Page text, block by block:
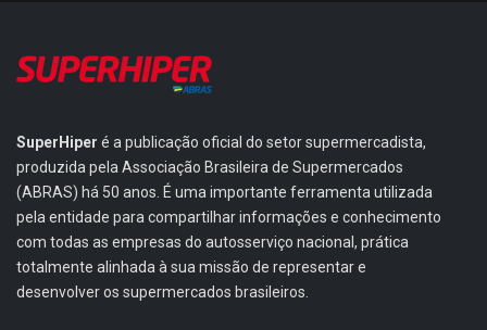
SuperHiper é a publicação oficial do setor supermercadista,
produzida pela Associação Brasileira de Supermercados
(ABRAS) há 50 anos. É uma importante ferramenta utilizada
pela entidade para compartilhar informações e conhecimento
com todas as empresas do autosserviço nacional, prática
totalmente alinhada à sua missão de representar e
desenvolver os supermercados brasileiros.